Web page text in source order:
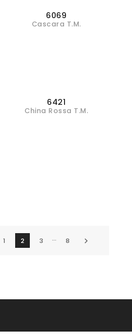
6069
Cascara T.M.
6421
China Rossa T.M.
1 2 3 … 8 